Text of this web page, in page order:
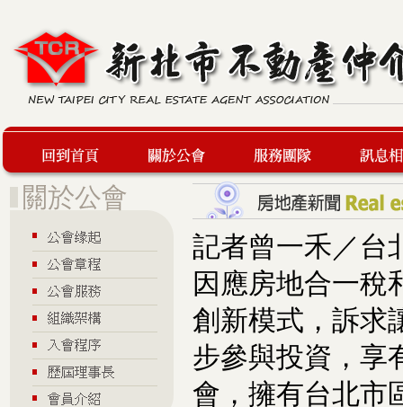
服務團隊 最新訊息
記者曾一禾／台
因應房地合一稅
創新模式，訴求
步參與投資，享
會，擁有台北市